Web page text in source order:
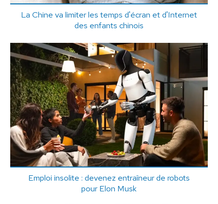
La Chine va limiter les temps d'écran et d'Internet
des enfants chinois
Emploi insolite : devenez entraîneur de robots
pour Elon Musk